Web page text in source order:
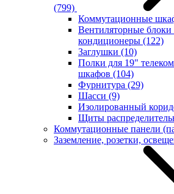
(799)
Коммутационные
Вентиляторные
кондиционеры (122)
Заглушки (10)
Полки для 19"
шкафов (104)
Фурнитура (29)
Шасси (9)
Изолированный
Щиты
Коммутационные панели
Заземление, розетки,